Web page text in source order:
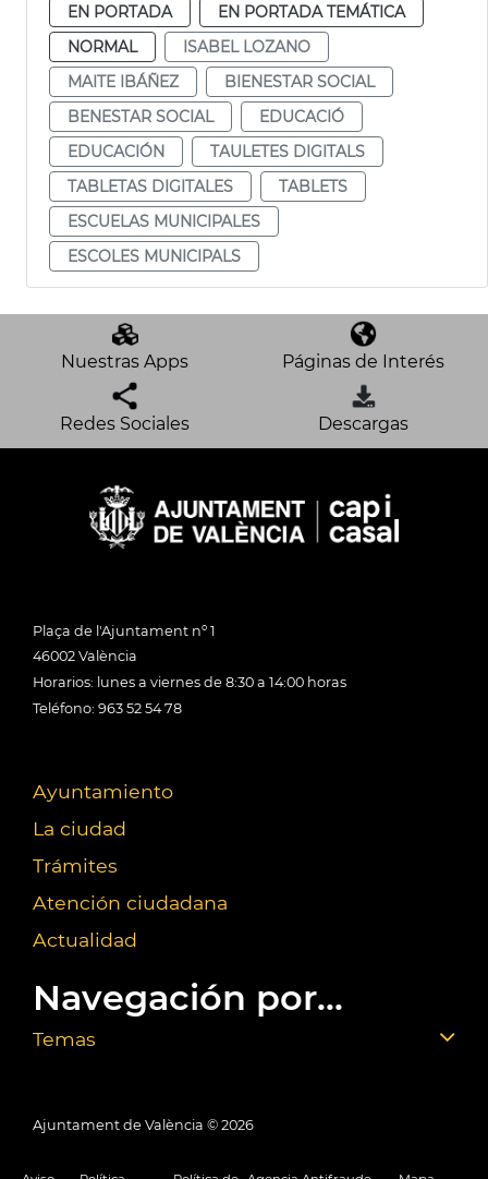
EN PORTADA
EN PORTADA TEMÁTICA
NORMAL
ISABEL LOZANO
MAITE IBÁÑEZ
BIENESTAR SOCIAL
BENESTAR SOCIAL
EDUCACIÓ
EDUCACIÓN
TAULETES DIGITALS
TABLETAS DIGITALES
TABLETS
ESCUELAS MUNICIPALES
ESCOLES MUNICIPALS
Nuestras Apps Páginas de Interés
Redes Sociales Descargas
Plaça de l'Ajuntament nº 1
46002 València
Horarios: lunes a viernes de 8:30 a 14:00 horas
Teléfono: 963 52 54 78
Ayuntamiento
La ciudad
Trámites
Atención ciudadana
Actualidad
Navegación por...
Temas
Ajuntament de València © 2026